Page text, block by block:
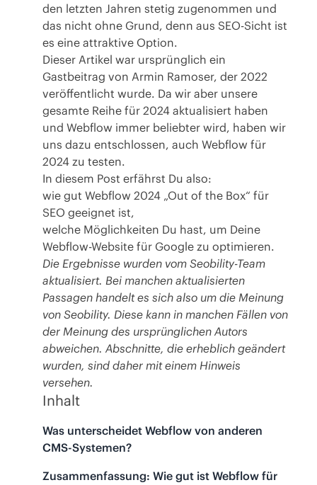
den letzten Jahren stetig zugenommen und
das nicht ohne Grund, denn aus SEO-Sicht ist
es eine attraktive Option.
Dieser Artikel war ursprünglich ein
Gastbeitrag von Armin Ramoser, der 2022
veröffentlicht wurde. Da wir aber unsere
gesamte Reihe für 2024 aktualisiert haben
und Webflow immer beliebter wird, haben wir
uns dazu entschlossen, auch Webflow für
2024 zu testen.
In diesem Post erfährst Du also:
wie gut Webflow 2024 „Out of the Box“ für
SEO geeignet ist,
welche Möglichkeiten Du hast, um Deine
Webflow-Website für Google zu optimieren.
Die Ergebnisse wurden vom Seobility-Team
aktualisiert. Bei manchen aktualisierten
Passagen handelt es sich also um die Meinung
von Seobility. Diese kann in manchen Fällen von
der Meinung des ursprünglichen Autors
abweichen. Abschnitte, die erheblich geändert
wurden, sind daher mit einem Hinweis
versehen.
Inhalt
Was unterscheidet Webflow von anderen
CMS-Systemen?
Zusammenfassung: Wie gut ist Webflow für